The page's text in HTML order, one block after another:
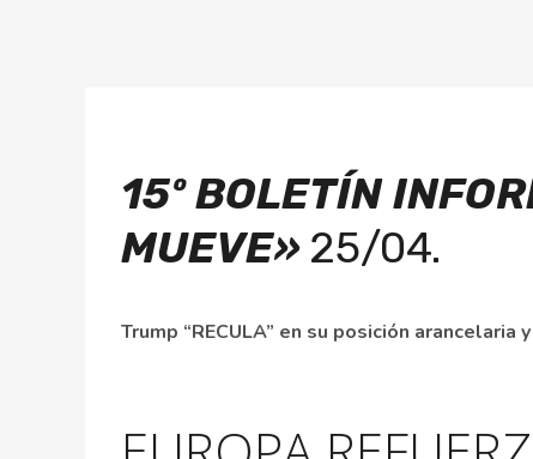
15º BOLETÍN
MUEVE» 25/04.
Trump “RECULA” en su posición arancelaria